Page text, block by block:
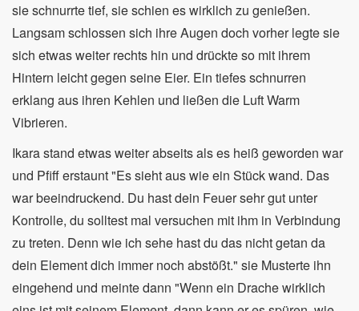
sie schnurrte tief, sie schien es wirklich zu genießen.
Langsam schlossen sich ihre Augen doch vorher legte sie
sich etwas weiter rechts hin und drückte so mit ihrem
Hintern leicht gegen seine Eier. Ein tiefes schnurren
erklang aus ihren Kehlen und ließen die Luft Warm
Vibrieren.
Ikara stand etwas weiter abseits als es heiß geworden war
und Pfiff erstaunt "Es sieht aus wie ein Stück wand. Das
war beeindruckend. Du hast dein Feuer sehr gut unter
Kontrolle, du solltest mal versuchen mit ihm in Verbindung
zu treten. Denn wie ich sehe hast du das nicht getan da
dein Element dich immer noch abstößt." sie Musterte ihn
eingehend und meinte dann "Wenn ein Drache wirklich